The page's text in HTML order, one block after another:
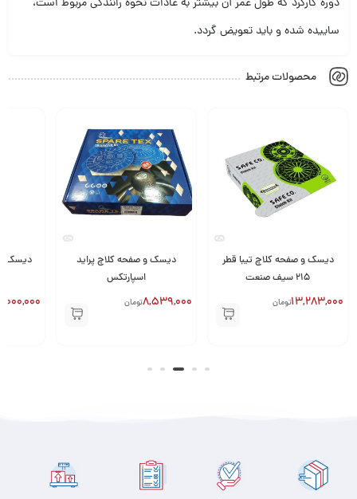
دوره کارکرد که طول عمر آن بیشتر به عادات نحوه رانندگی مربوط است،
ساییده شده و باید تعویض گردد.
محصولات مرتبط
دیسک و صفحه کلاچ تیبا قطر
215 سیف صنعت
13,283,000تومان
دیسک و صفحه کلاچ پراید
اسپارتکس
8,539,000تومان